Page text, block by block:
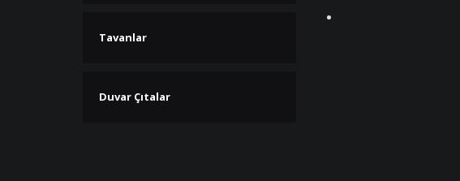
Tavanlar
Duvar Çıtalar